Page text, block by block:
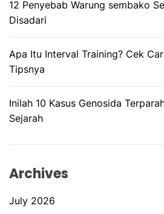
12 Penyebab Warung sembako
Disadari
Apa Itu Interval Training? Cek
Tipsnya
Inilah 10 Kasus Genosida
Sejarah
Archives
July 2026